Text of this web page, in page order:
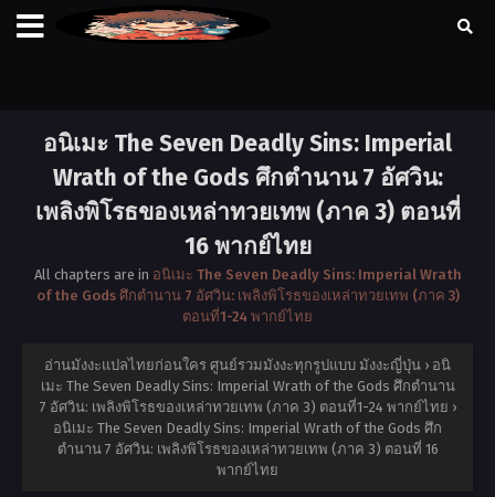
อนิเมะ The Seven Deadly Sins: Imperial
Wrath of the Gods ศึกตำนาน 7 อัศวิน:
เพลิงพิโรธของเหล่าทวยเทพ (ภาค 3) ตอนที่
16 พากย์ไทย
All chapters are in อนิเมะ The Seven Deadly Sins: Imperial Wrath
of the Gods ศึกตำนาน 7 อัศวิน: เพลิงพิโรธของเหล่าทวยเทพ (ภาค 3)
ตอนที่1-24 พากย์ไทย
อ่านมังงะแปลไทยก่อนใคร ศูนย์รวมมังงะทุกรูปแบบ มังงะญี่ปุ่น › อนิ
เมะ The Seven Deadly Sins: Imperial Wrath of the Gods ศึกตำนาน
7 อัศวิน: เพลิงพิโรธของเหล่าทวยเทพ (ภาค 3) ตอนที่1-24 พากย์ไทย ›
อนิเมะ The Seven Deadly Sins: Imperial Wrath of the Gods ศึก
ตำนาน 7 อัศวิน: เพลิงพิโรธของเหล่าทวยเทพ (ภาค 3) ตอนที่ 16
พากย์ไทย